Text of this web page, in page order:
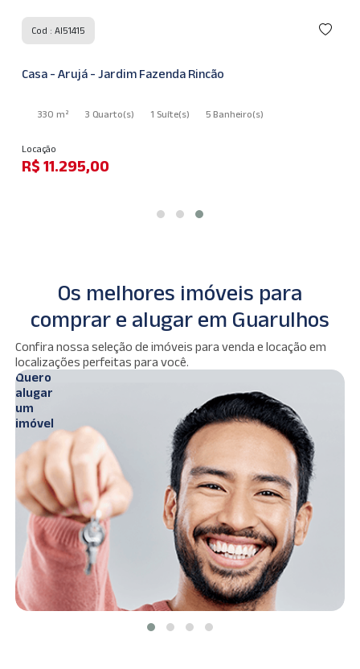
Cod : AI51415
Casa - Arujá - Jardim Fazenda Rincão
330 m² 3 Quarto(s) 1 Suíte(s) 5 Banheiro(s)
Locação
R$ 11.295,00
Os melhores imóveis para
comprar e alugar em Guarulhos
Confira nossa seleção de imóveis para venda e locação em
localizações perfeitas para você.
Quero
alugar
um
imóvel
imóveis